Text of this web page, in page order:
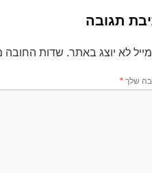
תגובה
לא יוצג באתר. שדות החובה
שלך *